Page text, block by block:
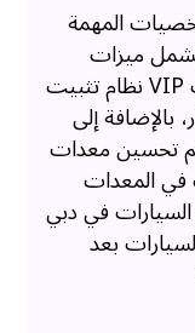
المهمة
ميزات
السلامة القياسية في طرازات سيارات VIP نظام تثبيت
بالإضافة إلى
تم تحسين معدات
في المعدات
في دبي
بعد